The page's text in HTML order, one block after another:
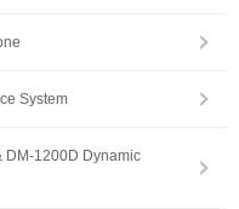
System
DM-1200D Dynamic